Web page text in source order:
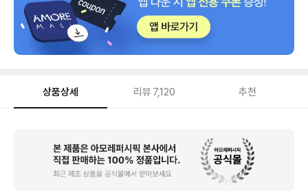
상품상세 리뷰 7,120 추천